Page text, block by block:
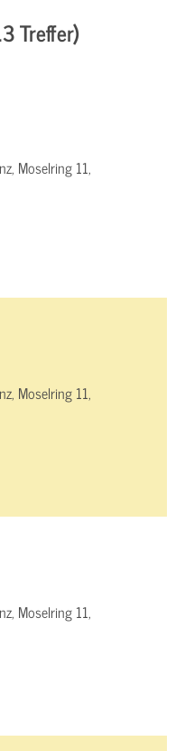
Treffer)
Moselring 11,
Moselring 11,
Moselring 11,